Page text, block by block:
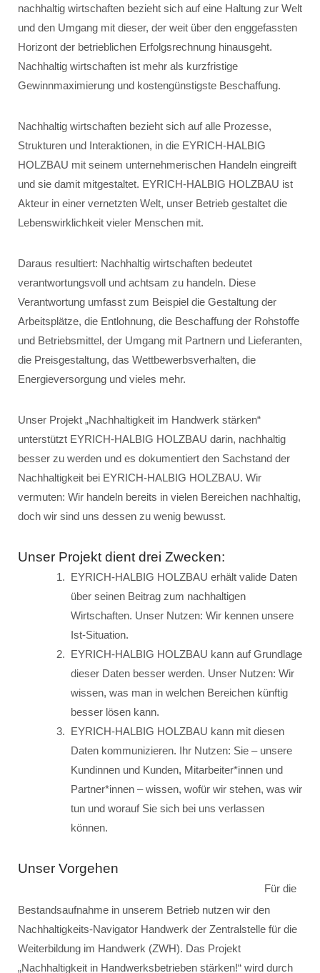
nachhaltig wirtschaften bezieht sich auf eine Haltung zur Welt
und den Umgang mit dieser, der weit über den enggefassten
Horizont der betrieblichen Erfolgsrechnung hinausgeht.
Nachhaltig wirtschaften ist mehr als kurzfristige
Gewinnmaximierung und kostengünstigste Beschaffung.
Nachhaltig wirtschaften bezieht sich auf alle Prozesse,
Strukturen und Interaktionen, in die EYRICH-HALBIG
HOLZBAU mit seinem unternehmerischen Handeln eingreift
und sie damit mitgestaltet. EYRICH-HALBIG HOLZBAU ist
Akteur in einer vernetzten Welt, unser Betrieb gestaltet die
Lebenswirklichkeit vieler Menschen mit.
Daraus resultiert: Nachhaltig wirtschaften bedeutet
verantwortungsvoll und achtsam zu handeln. Diese
Verantwortung umfasst zum Beispiel die Gestaltung der
Arbeitsplätze, die Entlohnung, die Beschaffung der Rohstoffe
und Betriebsmittel, der Umgang mit Partnern und Lieferanten,
die Preisgestaltung, das Wettbewerbsverhalten, die
Energieversorgung und vieles mehr.
Unser Projekt „Nachhaltigkeit im Handwerk stärken“
unterstützt EYRICH-HALBIG HOLZBAU darin, nachhaltig
besser zu werden und es dokumentiert den Sachstand der
Nachhaltigkeit bei EYRICH-HALBIG HOLZBAU. Wir
vermuten: Wir handeln bereits in vielen Bereichen nachhaltig,
doch wir sind uns dessen zu wenig bewusst.
Unser Projekt dient drei Zwecken:
EYRICH-HALBIG HOLZBAU erhält valide Daten
über seinen Beitrag zum nachhaltigen
Wirtschaften. Unser Nutzen: Wir kennen unsere
Ist-Situation.
EYRICH-HALBIG HOLZBAU kann auf Grundlage
dieser Daten besser werden. Unser Nutzen: Wir
wissen, was man in welchen Bereichen künftig
besser lösen kann.
EYRICH-HALBIG HOLZBAU kann mit diesen
Daten kommunizieren. Ihr Nutzen: Sie – unsere
Kundinnen und Kunden, Mitarbeiter*innen und
Partner*innen – wissen, wofür wir stehen, was wir
tun und worauf Sie sich bei uns verlassen
können.
Unser Vorgehen
Für die
Bestandsaufnahme in unserem Betrieb nutzen wir den
Nachhaltigkeits-Navigator Handwerk der Zentralstelle für die
Weiterbildung im Handwerk (ZWH). Das Projekt
„Nachhaltigkeit in Handwerksbetrieben stärken!“ wird durch